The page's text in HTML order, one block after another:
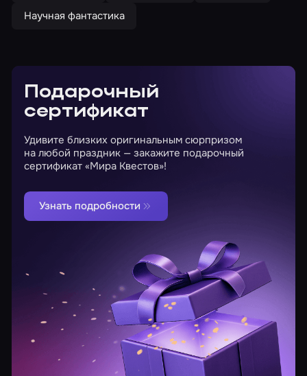
Научная фантастика
Подарочный
сертификат
Удивите близких оригинальным сюрпризом
на любой праздник — закажите подарочный
сертификат «Мира Квестов»!
Узнать подробности